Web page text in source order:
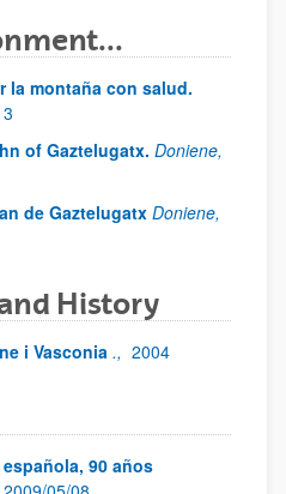
la montaña con salud.
3
of Gaztelugatx. Doniene,
de Gaztelugatx Doniene,
History
i Vasconia ., 2004
90 años